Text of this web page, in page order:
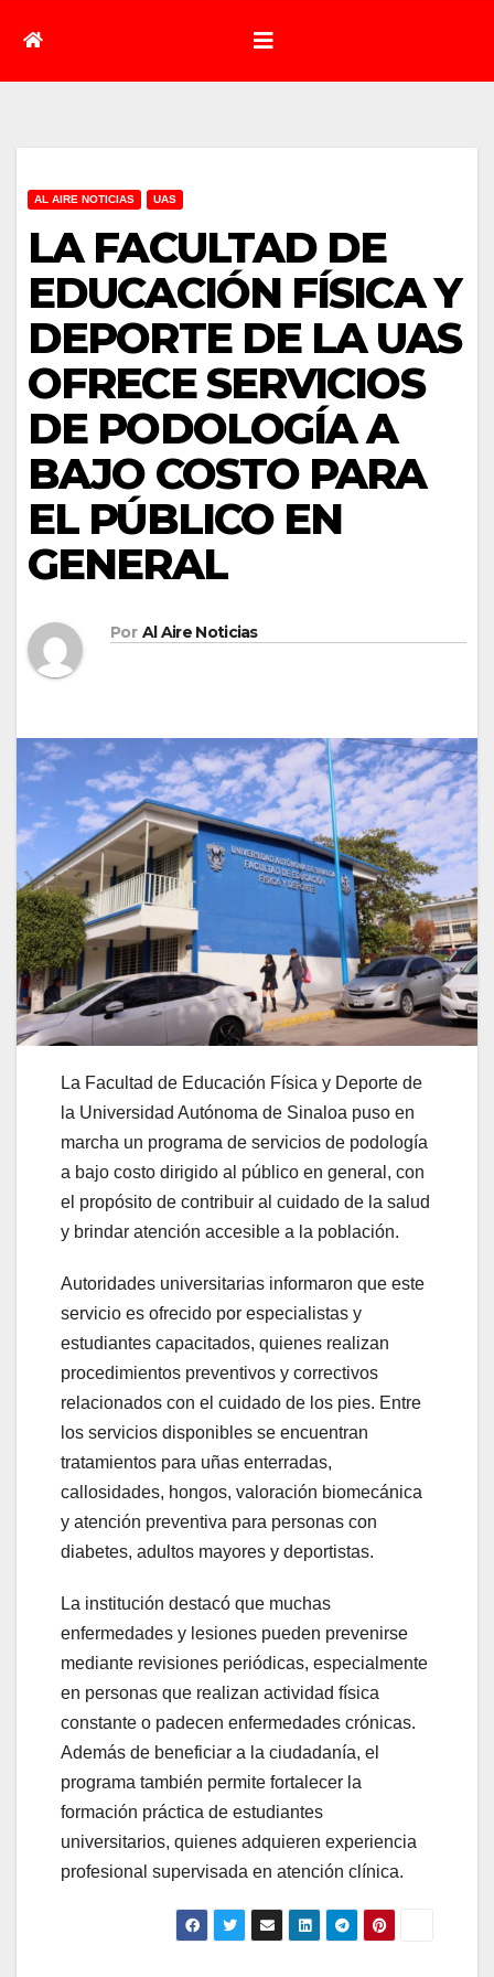
AL AIRE NOTICIAS UAS
LA FACULTAD DE
EDUCACIÓN FÍSICA Y
DEPORTE DE LA UAS
OFRECE SERVICIOS
DE PODOLOGÍA A
BAJO COSTO PARA
EL PÚBLICO EN
GENERAL
Por Al Aire Noticias
La Facultad de Educación Física y Deporte de
la Universidad Autónoma de Sinaloa puso en
marcha un programa de servicios de podología
a bajo costo dirigido al público en general, con
el propósito de contribuir al cuidado de la salud
y brindar atención accesible a la población.
Autoridades universitarias informaron que este
servicio es ofrecido por especialistas y
estudiantes capacitados, quienes realizan
procedimientos preventivos y correctivos
relacionados con el cuidado de los pies. Entre
los servicios disponibles se encuentran
tratamientos para uñas enterradas,
callosidades, hongos, valoración biomecánica
y atención preventiva para personas con
diabetes, adultos mayores y deportistas.
La institución destacó que muchas
enfermedades y lesiones pueden prevenirse
mediante revisiones periódicas, especialmente
en personas que realizan actividad física
constante o padecen enfermedades crónicas.
Además de beneficiar a la ciudadanía, el
programa también permite fortalecer la
formación práctica de estudiantes
universitarios, quienes adquieren experiencia
profesional supervisada en atención clínica.